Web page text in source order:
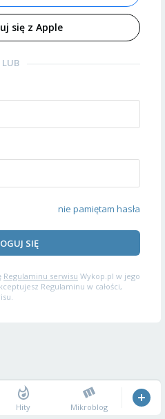
się z Apple
LUB
nie pamiętam hasła
SIĘ
Regulaminu serwisu Wykop.pl w jego
Regulaminu w całości,
Hity Mikroblog